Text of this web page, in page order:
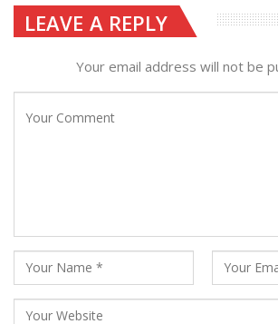
LEAVE A REPLY
Your email address will not be